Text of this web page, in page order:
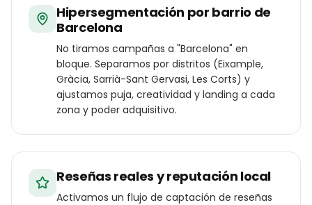
Hipersegmentación por barrio de
Barcelona
No tiramos campañas a "Barcelona" en
bloque. Separamos por distritos (Eixample,
Gràcia, Sarrià-Sant Gervasi, Les Corts) y
ajustamos puja, creatividad y landing a cada
zona y poder adquisitivo.
Reseñas reales y reputación local
Activamos un flujo de captación de reseñas